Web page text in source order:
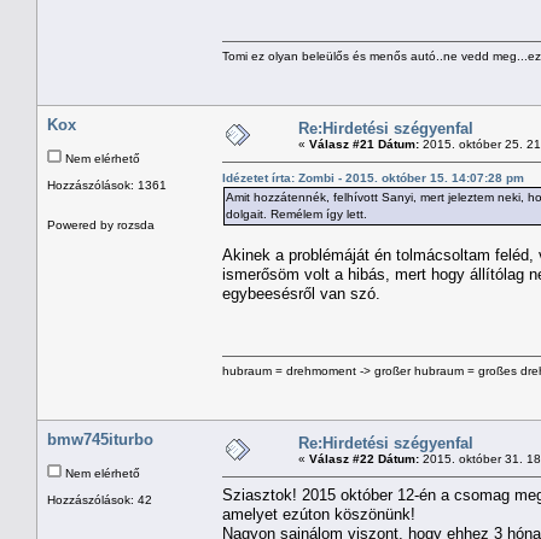
Tomi ez olyan beleülős és menős autó..ne vedd
Kox
Nem elérhető
Hozzászólások: 1361
Powered by rozsda
Re:Hirdetési szégyenfal
« Válasz #21 Dátum: 2015. október 25.
Idézetet írta: Zombi - 2015. október 15. 14:07:28 pm
Amit hozzátennék, felhívott Sanyi, mert jeleztem neki,
dolgait. Remélem így lett.
Akinek a problémáját én tolmácsoltam
ismerősöm volt a hibás, mert hogy állítólag
egybeesésről van szó.
hubraum = drehmoment -> großer hubraum = großes
bmw745iturbo
Nem elérhető
Hozzászólások: 42
Re:Hirdetési szégyenfal
« Válasz #22 Dátum: 2015. október 31.
Sziasztok! 2015 október 12-én a csomag
amelyet ezúton köszönünk!
Nagyon sajnálom viszont, hogy ehhez 3